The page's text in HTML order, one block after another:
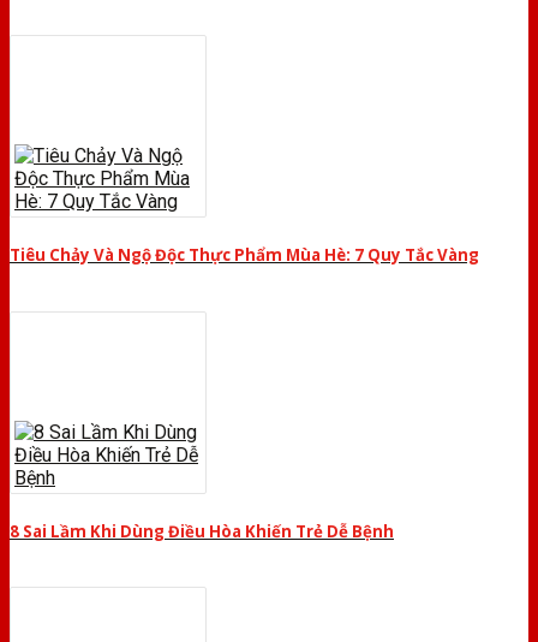
Tiêu Chảy Và Ngộ Độc Thực Phẩm Mùa Hè: 7 Quy Tắc Vàng
8 Sai Lầm Khi Dùng Điều Hòa Khiến Trẻ Dễ Bệnh